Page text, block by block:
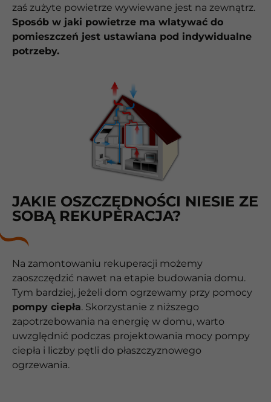
zaś zużyte powietrze wywiewane jest na zewnątrz.
Sposób w jaki powietrze ma wlatywać do
pomieszczeń jest ustawiana pod indywidualne
potrzeby.
JAKIE OSZCZĘDNOŚCI NIESIE ZE
SOBĄ REKUPERACJA?
Na zamontowaniu rekuperacji możemy
zaoszczędzić nawet na etapie budowania domu.
Tym bardziej, jeżeli dom ogrzewamy przy pomocy
pompy ciepła. Skorzystanie z niższego
zapotrzebowania na energię w domu, warto
uwzględnić podczas projektowania mocy pompy
ciepła i liczby pętli do płaszczyznowego
ogrzewania.